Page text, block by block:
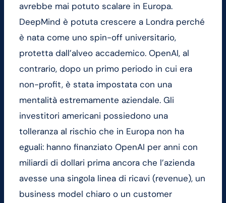
avrebbe mai potuto scalare in Europa.
DeepMind è potuta crescere a Londra perché
è nata come uno spin-off universitario,
protetta dall’alveo accademico. OpenAI, al
contrario, dopo un primo periodo in cui era
non-profit, è stata impostata con una
mentalità estremamente aziendale. Gli
investitori americani possiedono una
tolleranza al rischio che in Europa non ha
eguali: hanno finanziato OpenAI per anni con
miliardi di dollari prima ancora che l’azienda
avesse una singola linea di ricavi (revenue), un
business model chiaro o un customer